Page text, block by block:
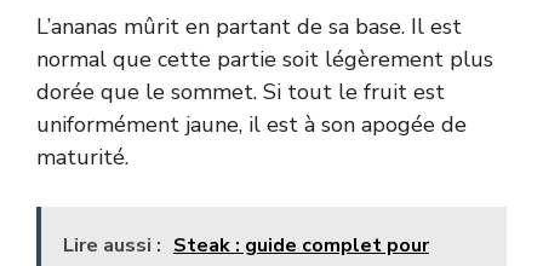
L’ananas mûrit en partant de sa base. Il est
normal que cette partie soit légèrement plus
dorée que le sommet. Si tout le fruit est
uniformément jaune, il est à son apogée de
maturité.
Lire aussi : Steak : guide complet pour